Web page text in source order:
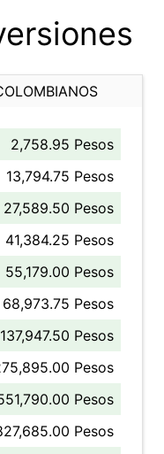
2,758.95 Pesos
13,794.75 Pesos
27,589.50 Pesos
41,384.25 Pesos
55,179.00 Pesos
68,973.75 Pesos
137,947.50 Pesos
Pesos
Pesos
Pesos